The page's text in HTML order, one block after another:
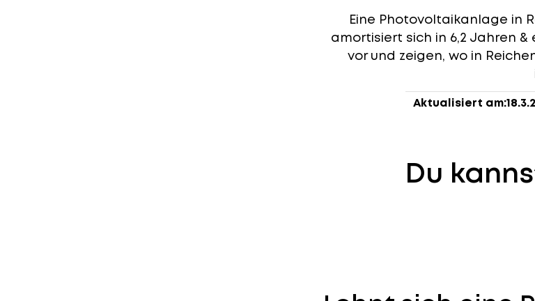
Eine Photovoltaikanlage in
amortisiert sich in 6,2 Jahren &
vor und zeigen, wo in
Aktualisiert am:
Du